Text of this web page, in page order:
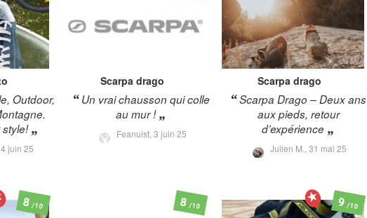
Outdoor,
style!
juin 25
Scarpa drago
Un vrai chausson qui colle
au mur !
Feanuist, 3 juin 25
Scarpa drago
Scarpa Drago – Deux ans
aux pieds, retour
d’expérience
Julien M.,31 mai 25
8/10 8/10 9/10